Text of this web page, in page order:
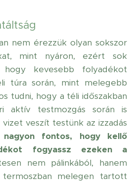
nem érezzük olyan sokszor
mint nyáron, ezért sok
kevesebb folyadékot
túra során, mint melegebb
tudni, hogy a téli időszakban
aktív testmozgás során is
veszít testünk az izzadás
nagyon fontos, hogy kellő
fogyassz ezeken a
nem pálinkából, hanem
melegen tartott